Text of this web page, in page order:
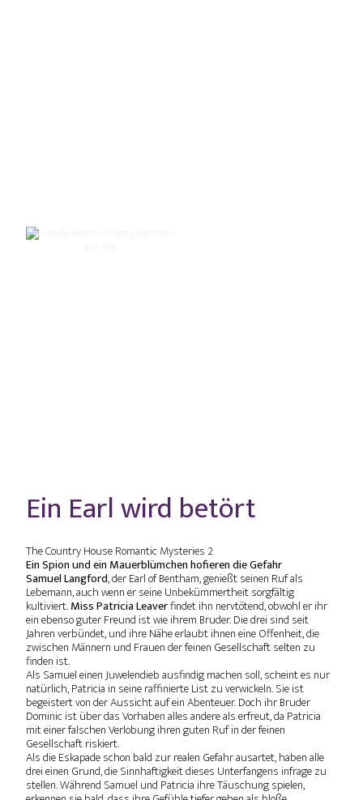
Ein Earl wird betört
The Country House Romantic Mysteries 2
Ein Spion und ein Mauerblümchen hofieren die Gefahr
Samuel Langford, der Earl of Bentham, genießt seinen Ruf als
Lebemann, auch wenn er seine Unbekümmertheit sorgfältig
kultiviert.Miss Patricia Leaverfindet ihn nervtötend, obwohl er ihr
ein ebenso guter Freund ist wie ihrem Bruder. Die drei sind seit
Jahren verbündet, und ihre Nähe erlaubt ihnen eine Offenheit, die
zwischen Männern und Frauen der feinen Gesellschaft selten zu
finden ist.
Als Samuel einen Juwelendieb ausfindig machen soll, scheint es nur
natürlich, Patricia in seine raffinierte List zu verwickeln. Sie ist
begeistert von der Aussicht auf ein Abenteuer. Doch ihr Bruder
Dominic ist über das Vorhaben alles andere als erfreut, da Patricia
mit einer falschen Verlobung ihren guten Ruf in der feinen
Gesellschaft riskiert.
Als die Eskapade schon bald zur realen Gefahr ausartet, haben alle
drei einen Grund, die Sinnhaftigkeit dieses Unterfangens infrage zu
stellen. Während Samuel und Patricia ihre Täuschung spielen,